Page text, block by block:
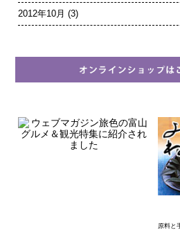
2012年10月 (3)
原料と